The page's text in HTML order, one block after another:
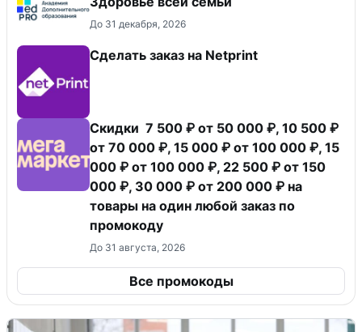
До 31 декабря, 2026
Сделать заказ на Netprint
Скидки 7 500 ₽ от 50 000 ₽, 10 500 ₽
от 70 000 ₽, 15 000 ₽ от 100 000 ₽, 15
000 ₽ от 100 000 ₽, 22 500 ₽ от 150
000 ₽, 30 000 ₽ от 200 000 ₽ на
товары на один любой заказ по
промокоду
До 31 августа, 2026
Все промокоды